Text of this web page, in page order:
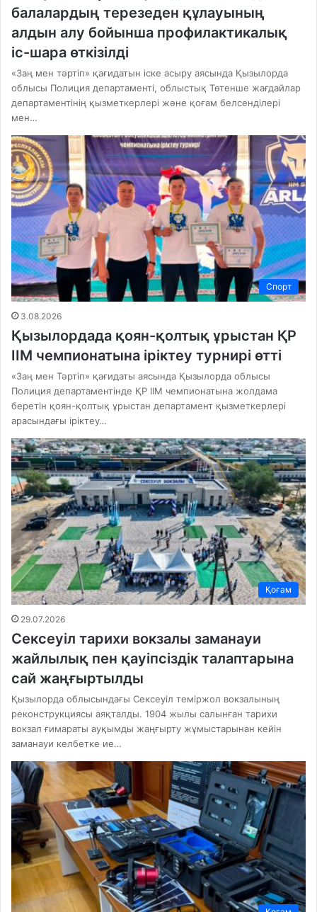
балалардың терезеден құлауының
алдын алу бойынша профилактикалық
іс-шара өткізілді
«Заң мен тәртіп» қағидатын іске асыру аясында Қызылорда
облысы Полиция департаменті, облыстық Төтенше жағдайлар
департаментінің қызметкерлері және қоғам белсенділері
мен…
Спорт
3.08.2026
Қызылордада қоян-қолтық ұрыстан ҚР
ІІМ чемпионатына іріктеу турнирі өтті
«Заң мен Тәртіп» қағидаты аясында Қызылорда облысы
Полиция департаментінде ҚР ІІМ чемпионатына жолдама
беретін қоян-қолтық ұрыстан департамент қызметкерлері
арасындағы іріктеу…
Қоғам
29.07.2026
Сексеуіл тарихи вокзалы заманауи
жайлылық пен қауіпсіздік талаптарына
сай жаңғыртылды
Қызылорда облысындағы Сексеуіл теміржол вокзалының
реконструкциясы аяқталды. 1904 жылы салынған тарихи
вокзал ғимараты ауқымды жаңғырту жұмыстарынан кейін
заманауи келбетке ие…